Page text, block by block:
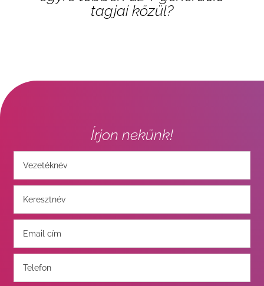
tagjai közül?
Írjon nekünk!